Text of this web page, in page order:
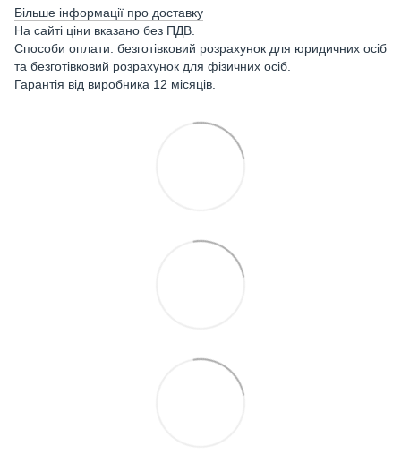
Більше інформації про доставку
На сайті ціни вказано без ПДВ.
Способи оплати: безготівковий розрахунок для юридичних осіб
та безготівковий розрахунок для фізичних осіб.
Гарантія від виробника 12 місяців.